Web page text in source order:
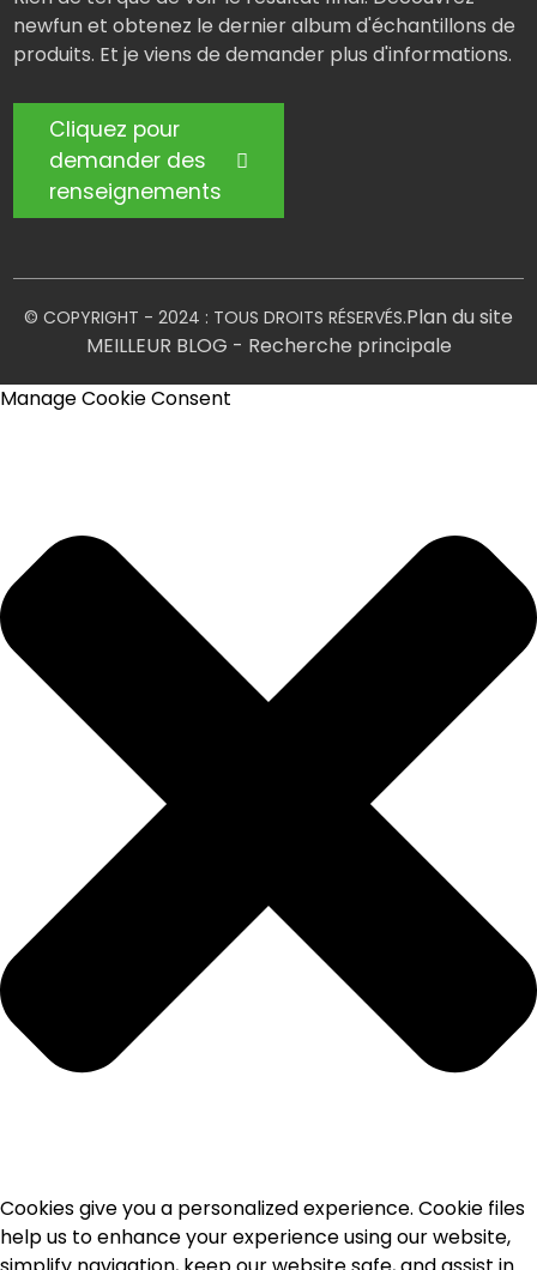
newfun et obtenez le dernier album d'échantillons de
produits. Et je viens de demander plus d'informations.
Cliquez pour
demander des
renseignements
© COPYRIGHT - 2024 : TOUS DROITS RÉSERVÉS.Plan du site
MEILLEUR BLOG - Recherche principale
Manage Cookie Consent
Cookies give you a personalized experience. Cookie files
help us to enhance your experience using our website,